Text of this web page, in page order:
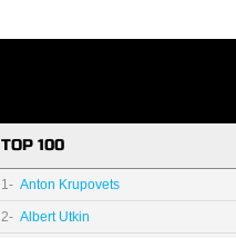
TOP 100
1- Anton Krupovets
2- Albert Utkin